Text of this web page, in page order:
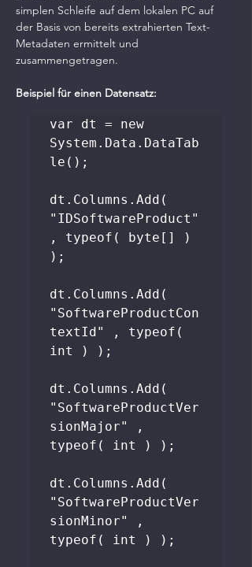
simplen Schleife auf dem lokalen PC auf
der Basis von bereits extrahierten Text-
Metadaten ermittelt und
zusammengetragen.
Beispiel für einen Datensatz:
var dt = new
System.Data.DataTab
le();
dt.Columns.Add(
"IDSoftwareProduct"
, typeof( byte[] )
);
dt.Columns.Add(
"SoftwareProductCon
textId" , typeof(
int ) );
dt.Columns.Add(
"SoftwareProductVer
sionMajor" ,
typeof( int ) );
dt.Columns.Add(
"SoftwareProductVer
sionMinor" ,
typeof( int ) );